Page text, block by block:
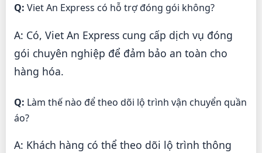
Q: Viet An Express có hỗ trợ đóng gói không?
A: Có, Viet An Express cung cấp dịch vụ đóng
gói chuyên nghiệp để đảm bảo an toàn cho
hàng hóa.
Q: Làm thế nào để theo dõi lộ trình vận chuyển quần
áo?
A: Khách hàng có thể theo dõi lộ trình thông